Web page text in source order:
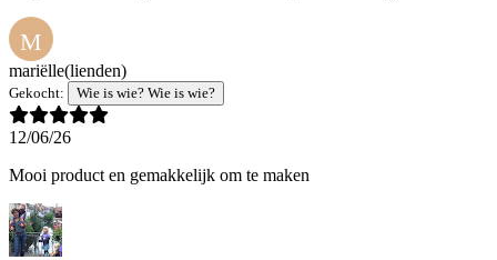
M
mariëlle(lienden)
Gekocht: Wie is wie? Wie is wie?
12/06/26
Mooi product en gemakkelijk om te maken